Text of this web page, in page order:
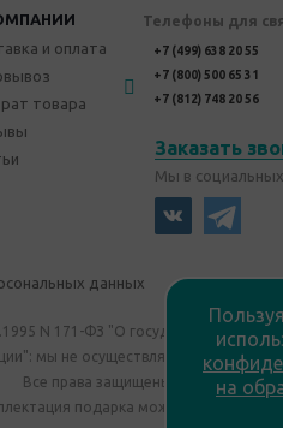
и оплата
товара
Телефоны для
+7 (499) 638 20 55
+7 (800) 500 65 31
+7 (812) 748 20 56
Заказать
Мы в социальных
данных
N 171-ФЗ "О государственном
мы не осуществляем
Все права защищены "Shoko Brand".
подарка может отличаться
на